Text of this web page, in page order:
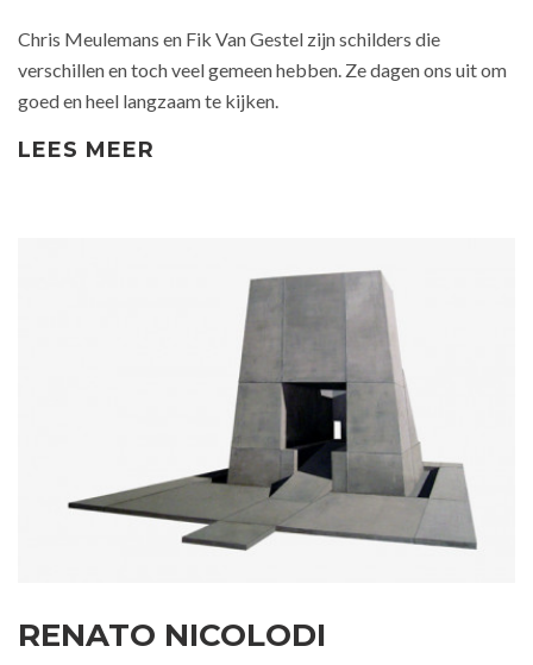
Chris Meulemans en Fik Van Gestel zijn schilders die
verschillen en toch veel gemeen hebben. Ze dagen ons uit om
goed en heel langzaam te kijken.
LEES MEER
RENATO NICOLODI